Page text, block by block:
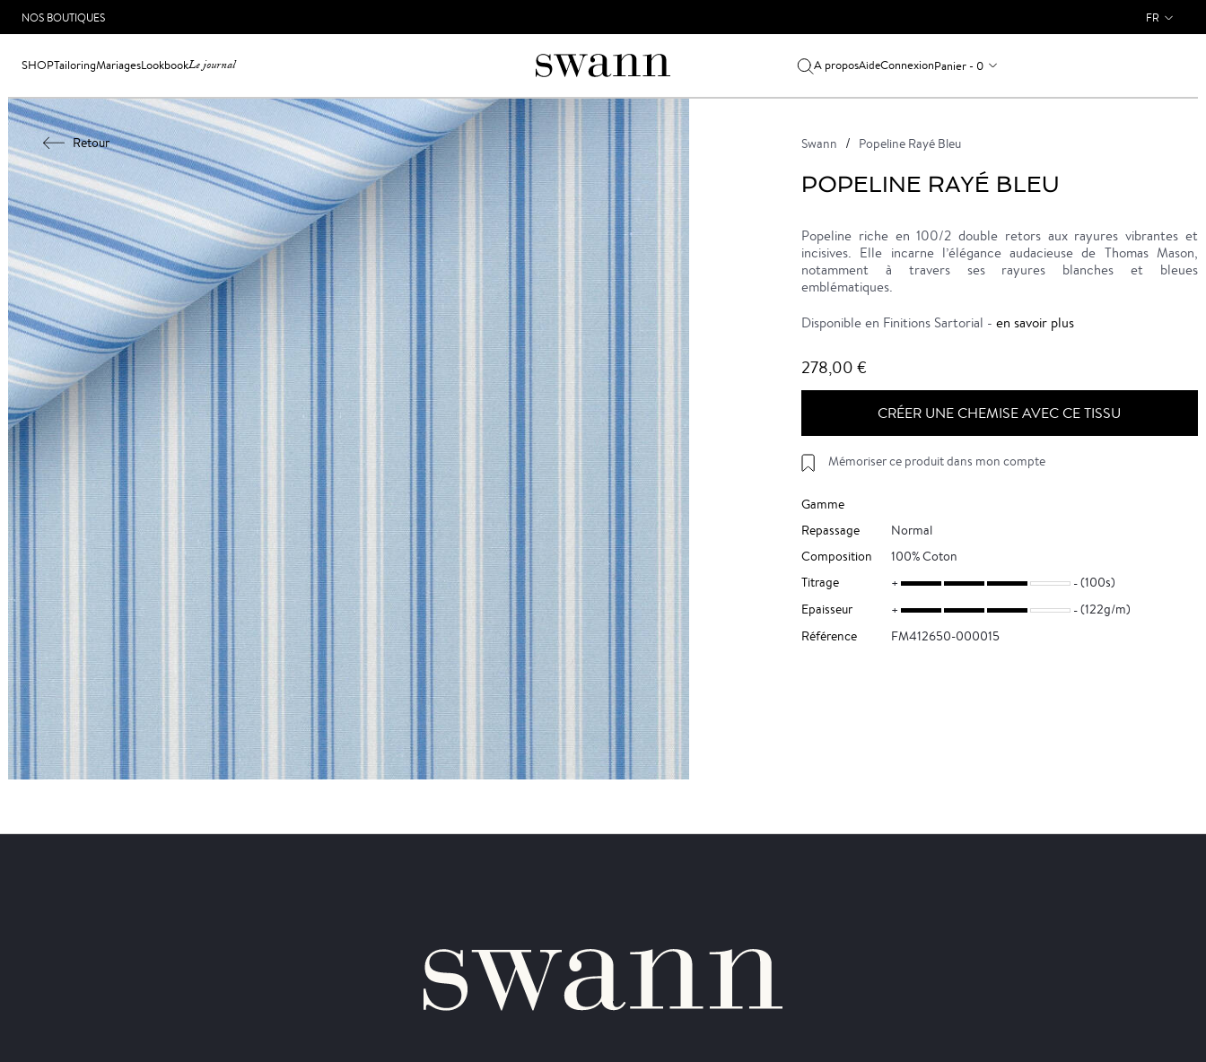
NOS BOUTIQUES FR
SHOPTailoringMariagesLookbookLe journal A proposAideConnexionPanier - 0
Retour Swann Popeline Rayé Bleu
POPELINE RAYÉ BLEU
Popeline riche en 100/2 double retors aux rayures vibrantes et
incisives. Elle incarne l’élégance audacieuse de Thomas Mason,
notamment à travers ses rayures blanches et bleues
emblématiques.
Disponible en Finitions Sartorial - en savoir plus
278,00 €
CRÉER UNE CHEMISE AVEC CE TISSU
Mémoriser ce produit dans mon compte
Gamme
Repassage
Normal
Composition
100% Coton
Titrage
(100s)
Epaisseur
(122g/m)
Référence
FM412650-000015